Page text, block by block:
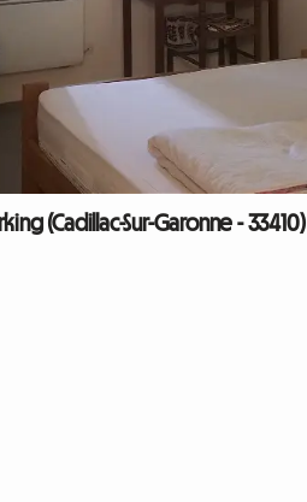
(Cadillac-Sur-Garonne - 33410)